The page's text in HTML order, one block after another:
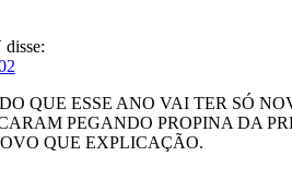
disse:
QUE ESSE ANO VAI TER SÓ
PEGANDO PROPINA DA
QUE EXPLICAÇÃO.